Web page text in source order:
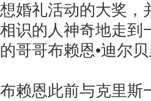
想婚礼活动的大奖，
相识的人神奇地走到
的哥哥布赖恩•迪尔贝
布赖恩此前与克里斯